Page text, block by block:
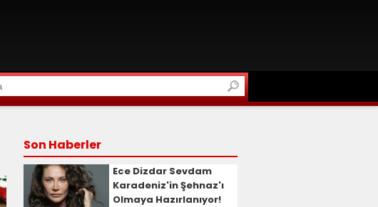
Son Haberler
Ece Dizdar Sevdam
Karadeniz'in Şehnaz'ı
Olmaya Hazırlanıyor!